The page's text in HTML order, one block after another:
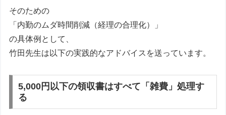
そのための
「内勤のムダ時間削減（経理の合理化）」
の具体例として、
竹田先生は以下の実践的なアドバイスを送っています。
5,000円以下の領収書はすべて「雑費」処理す
る